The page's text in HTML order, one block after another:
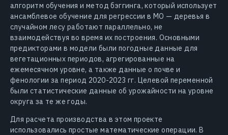
алгоритм обучения и метод бэггинга, который использует
ансамблевое обучение для регрессии в МО — деревья в
случайном лесу работают параллельно, не
взаимодействуя во время их построения. Основными
предикторами в модели были погодные данные для
вегетационных периодов, агрегированные на
ежемесячном уровне, а также данные о почве и
фенологии за период 2020-2023 гг. Целевой переменной
были статистические данные об урожайности на уровне
округа за те же годы.
Для расчета производства в этом проекте
использовались простые математические операции. В